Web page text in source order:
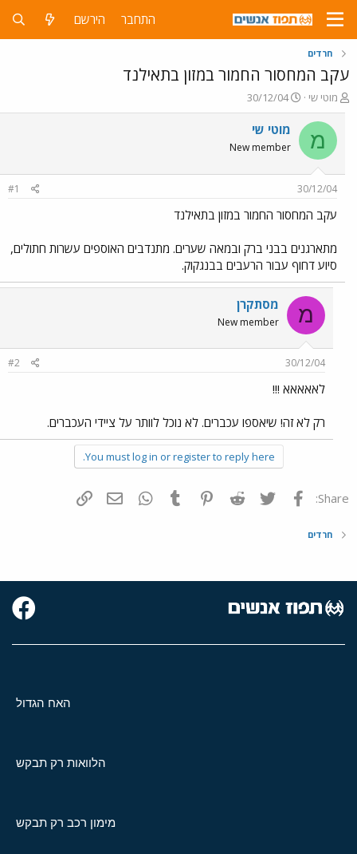
התחבר הירשם
חרדים
עקב המחסור החמור במזון בתאילנד
פ
ו
ת
ח
ה
ש
א
מוטי שי
פ
ו
ר
ם
ר
30/12/04
מ מוטי שי
New member
30/12/04
#1
עקב המחסור החמור במזון בתאילנד
מתארגנים בבני ברק ובמאה שערים. מתנדבים האוספים עשרות חתולים,
סיוע דחוף עבור הרעבים בבנגקוק.
מ מסתקרן
New member
30/12/04
#2
לאאאאא !!!
רק לא זה! שיאספו עכברים. לא נוכל לוותר על ציידי העכברים.
You must log in or register to reply here.
Share: פייסבוק Twitter
Reddit
Pinterest
Tumblr
WhatsAppדואר אלקטרוני
חרדים
האח הגדול
הלוואות רק תבקש
מימון רכב רק תבקש